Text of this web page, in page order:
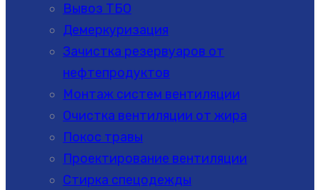
Вывоз ТБО
Демеркуризация
Зачистка резервуаров от
нефтепродуктов
Монтаж систем вентиляции
Очистка вентиляции от жира
Покос травы
Проектирование вентиляции
Стирка спецодежды